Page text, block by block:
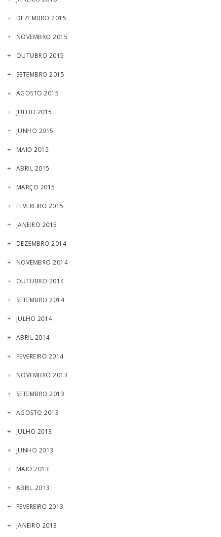
DEZEMBRO 2015
NOVEMBRO 2015
OUTUBRO 2015
SETEMBRO 2015
AGOSTO 2015
JULHO 2015
JUNHO 2015
MAIO 2015
ABRIL 2015
MARÇO 2015
FEVEREIRO 2015
JANEIRO 2015
DEZEMBRO 2014
NOVEMBRO 2014
OUTUBRO 2014
SETEMBRO 2014
JULHO 2014
ABRIL 2014
FEVEREIRO 2014
NOVEMBRO 2013
SETEMBRO 2013
AGOSTO 2013
JULHO 2013
JUNHO 2013
MAIO 2013
ABRIL 2013
FEVEREIRO 2013
JANEIRO 2013